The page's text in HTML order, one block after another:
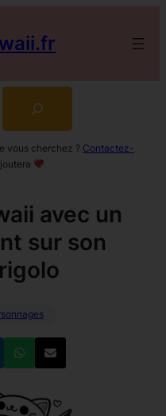
vous cherchez ? Contactez-
avec un
sur son